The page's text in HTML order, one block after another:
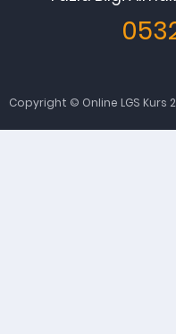
Copyright © Online LGS Kurs